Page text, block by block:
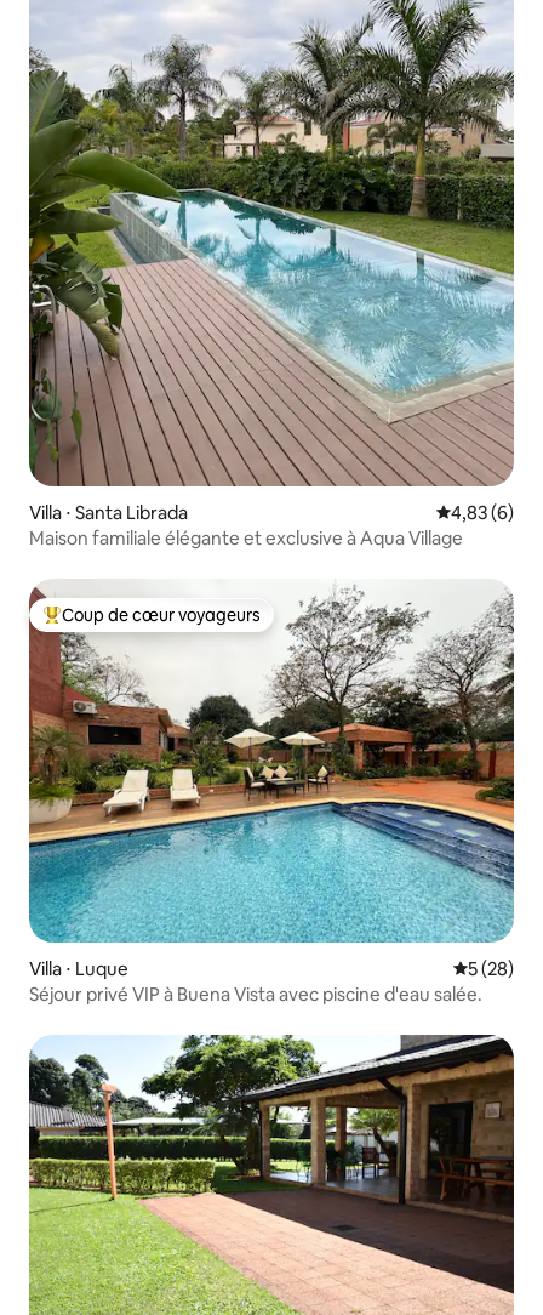
Villa ⋅ Santa Librada Évaluation
4,83 (6)
Maison familiale élégante et exclusive à Aqua Village
Coups de cœur voyageurs les plus appréciés
Coup de cœur voyageurs
Villa ⋅ Luque
5 (28)
Séjour privé VIP à Buena Vista avec piscine d'eau salée.